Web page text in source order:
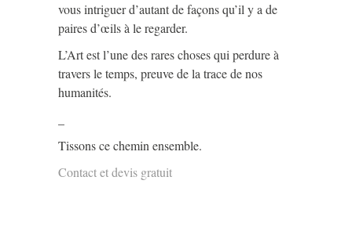
vous intriguer d’autant de façons qu’il y a de
paires d’œils à le regarder.
L’Art est l’une des rares choses qui perdure à
travers le temps, preuve de la trace de nos
humanités.
Tissons ce chemin ensemble.
Contact et devis gratuit